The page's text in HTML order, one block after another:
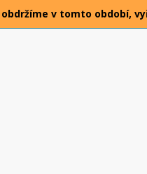
v tomto období,